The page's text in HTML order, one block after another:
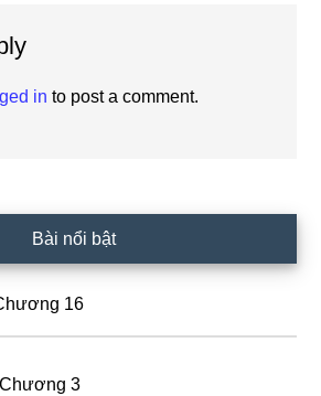
in to post a comment.
Bài nổi bật
16
3